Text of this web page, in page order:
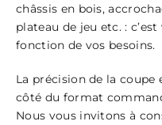
châssis en bois,
plateau de jeu etc. :
fonction de vos besoins.
La précision de la coupe
côté du format
Nous vous invitons à